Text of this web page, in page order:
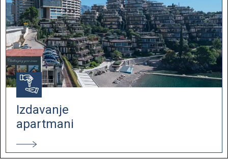
Izdavanje
apartmani